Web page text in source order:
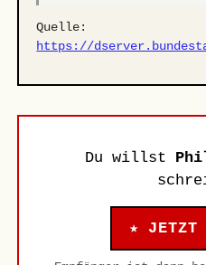
Quelle:
https://
Du willst
★ JETZT